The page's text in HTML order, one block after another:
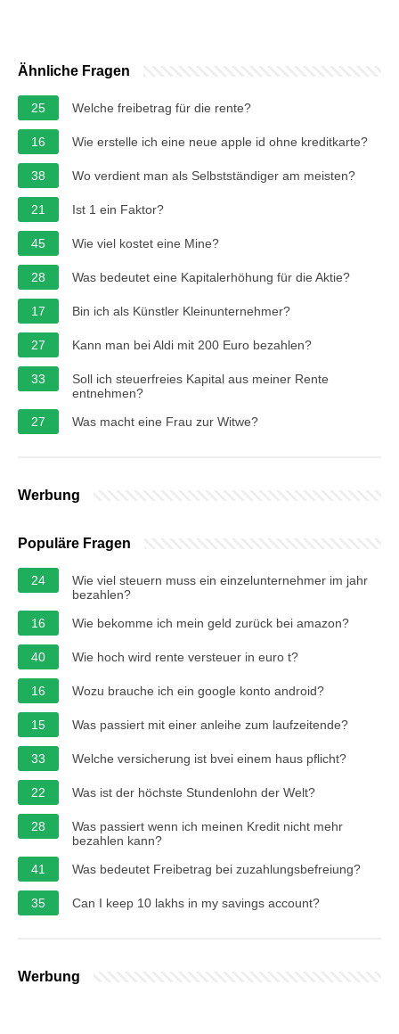
Ähnliche Fragen
25 Welche freibetrag für die rente?
16 Wie erstelle ich eine neue apple id ohne kreditkarte?
38 Wo verdient man als Selbstständiger am meisten?
21 Ist 1 ein Faktor?
45 Wie viel kostet eine Mine?
28 Was bedeutet eine Kapitalerhöhung für die Aktie?
17 Bin ich als Künstler Kleinunternehmer?
27 Kann man bei Aldi mit 200 Euro bezahlen?
33
Soll ich steuerfreies Kapital aus meiner Rente
entnehmen?
27
Was macht eine Frau zur Witwe?
Werbung
Populäre Fragen
24
Wie viel steuern muss ein einzelunternehmer im jahr
bezahlen?
16
Wie bekomme ich mein geld zurück bei amazon?
40 Wie hoch wird rente versteuer in euro t?
16 Wozu brauche ich ein google konto android?
15 Was passiert mit einer anleihe zum laufzeitende?
33 Welche versicherung ist bvei einem haus pflicht?
22 Was ist der höchste Stundenlohn der Welt?
28
Was passiert wenn ich meinen Kredit nicht mehr
bezahlen kann?
41
Was bedeutet Freibetrag bei zuzahlungsbefreiung?
35 Can I keep 10 lakhs in my savings account?
Werbung